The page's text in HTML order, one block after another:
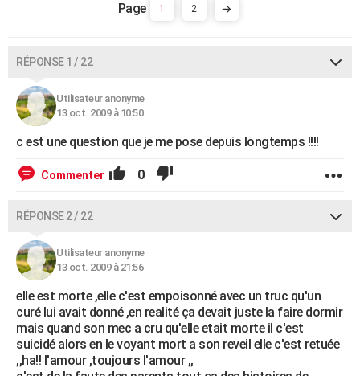
Dictionnaire
Biographies
Citations
Expressions
Proverbes
PROGRAMME TV
COPAINS D'AVANT
S'inscrire
Se connecter
Lycées
Collèges
Primaires
Universités
Entreprises
Service militaire
Avis de recherche
AVIS DE DÉCÈS
Bricolage
Lifestyle
Culture
SportAuto
Television
Voyage
Cinema
1 2
RÉPONSE 1 / 22
Utilisateur anonyme
13 oct. 2009 à 10:50
c est une question que je me pose depuis longtemps !!!!
Commenter 0
RÉPONSE 2 / 22
Utilisateur anonyme
13 oct. 2009 à 21:56
elle est morte ,elle c'est empoisonné avec un truc qu'un
curé lui avait donné ,en realité ça devait juste la faire dormir
mais quand son mec a cru qu'elle etait morte il c'est
suicidé alors en le voyant mort a son reveil elle c'est retuée
,,ha!! l'amour ,toujours l'amour ,,